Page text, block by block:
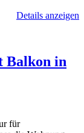
Details anzeigen
Balkon in
für